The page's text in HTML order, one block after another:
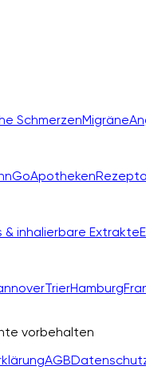
SchmerzenMigräne
Apotheken
& inhalierbare Extrakte
TrierHamburg
vorbehalten
AGB